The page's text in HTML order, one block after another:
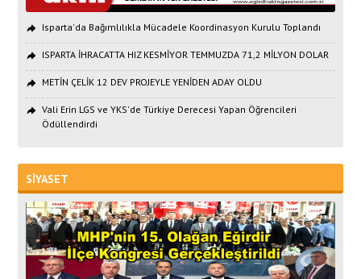
Isparta'da Bağımlılıkla Mücadele Koordinasyon Kurulu Toplandı
ISPARTA İHRACATTA HIZ KESMİYOR TEMMUZDA 71,2 MİLYON DOLAR
METİN ÇELİK 12 DEV PROJEYLE YENİDEN ADAY OLDU
Vali Erin LGS ve YKS'de Türkiye Derecesi Yapan Öğrencileri
Ödüllendirdi
SİYASET